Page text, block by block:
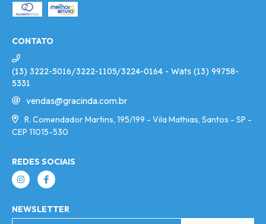
CONTATO
(13) 3222-5016/3222-1105/3224-0164 - Wats (13) 99758-
5331
vendas@gracinda.com.br
R. Comendador Martins, 195/199 - Vila Mathias, Santos - SP -
CEP 11015-530
REDES SOCIAIS
NEWSLETTER